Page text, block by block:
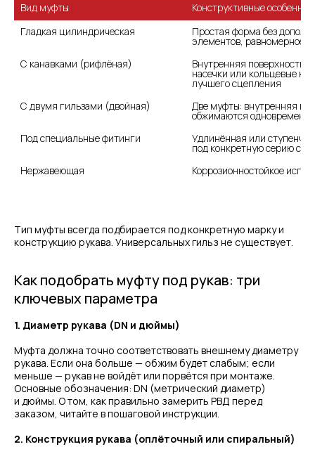
Конструктивные
Гладкая цилиндрическая
Простая форма без
элементов, равномерное
Внутренняя поверхность
насечки или кольцевые
лучшего сцепления
С двумя гильзами (двойная)
Две муфты: внутренняя и
обжимаются одновременно
Под специальные фитинги
Удлинённая или
под конкретную серию
Нержавеющая
Коррозионностойкое
Тип муфты всегда подбирается под конкретную марку и
конструкцию рукава. Универсальных гильз не существует.
Как подобрать муфту под рукав: три
ключевых параметра
1. Диаметр рукава (DN и дюймы)
Муфта должна точно соответствовать внешнему диаметру
рукава. Если она больше — обжим будет слабым; если
меньше — рукав не войдёт или порвётся при монтаже.
Основные обозначения: DN (метрический диаметр)
и дюймы. О том, как правильно замерить РВД перед
заказом, читайте в пошаговой инструкции.
2. Конструкция рукава (оплёточный или спиральный)